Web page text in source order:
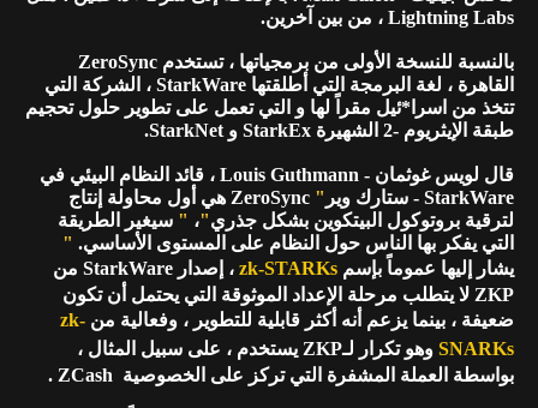
Lightning Labs ، من بين آخرين.
بالنسبة للنسخة الأولى من برمجياتها ، تستخدم ZeroSync
القاهرة ، لغة البرمجة التي أطلقتها StarkWare ، الشركة التي
تتخذ من اسرا*ئيل مقراً لها و التي تعمل على تطوير حلول تحجيم
طبقة الإيثريوم -2 الشهيرة StarkEx و StarkNet.
قال لويس غوثمان - Louis Guthmann ، قائد النظام البيئي في
StarkWare - ستارك وير
"
ZeroSync هي أول محاولة إنتاج
لترقية بروتوكول البيتكوين بشكل جذري"، " سيغير الطريقة
التي يفكر بها الناس حول النظام على المستوى الأساسي. "
يشار إليها عموماً بإسم zk-STARKs
، إصدار StarkWare من
ZKP لا يتطلب مرحلة الإعداد الموثوقة التي يحتمل أن تكون
ضعيفة ، بينما يزعم أنه أكثر قابلية للتطوير ، وفعالية من zk-
SNARKs
وهو تكرار لـZKP يستخدم ، على سبيل المثال ،
بواسطة العملة المشفرة التي تركز على الخصوصية ZCash .